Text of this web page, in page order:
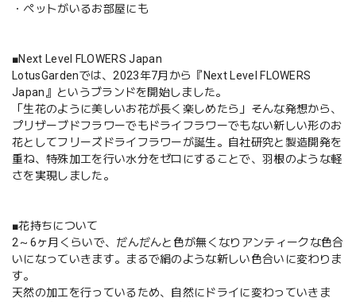
・ペットがいるお部屋にも
■Next Level FLOWERS Japan
LotusGardenでは、2023年7月から『Next Level FLOWERS
Japan』というブランドを開始しました。
「生花のように美しいお花が長く楽しめたら」そんな発想から、
プリザーブドフラワーでもドライフラワーでもない新しい形のお
花としてフリーズドライフラワーが誕生。自社研究と製造開発を
重ね、特殊加工を行い水分をゼロにすることで、羽根のような軽
さを実現しました。
■花持ちについて
2～6ヶ月くらいで、だんだんと色が無くなりアンティークな色合
いになっていきます。まるで絹のような新しい色合いに変わりま
す。
天然の加工を行っているため、自然にドライに変わっていきま